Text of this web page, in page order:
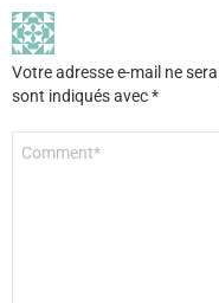
Votre adresse e-mail ne
sont indiqués avec*